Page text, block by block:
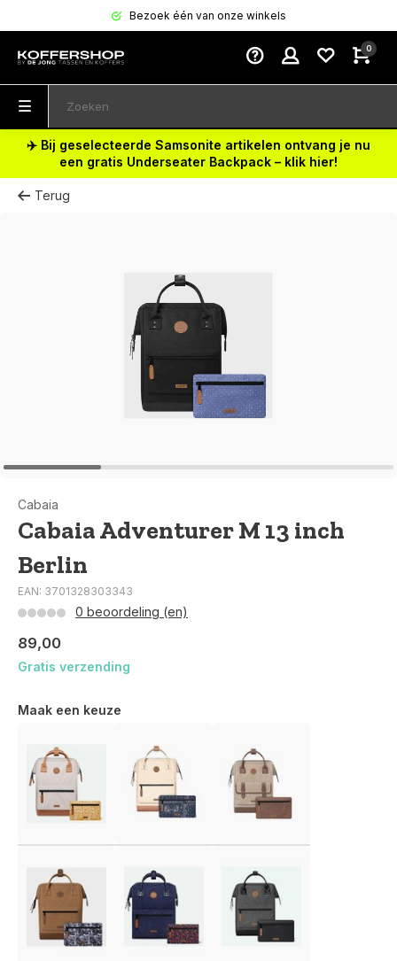
Bezoek één van onze winkels
0
✈️ Bij geselecteerde Samsonite artikelen ontvang je nu
een gratis Underseater Backpack – klik hier!
Terug
Cabaia
Cabaia Adventurer M 13 inch
Berlin
EAN: 3701328303343
0 beoordeling (en)
89,00
Gratis verzending
Maak een keuze